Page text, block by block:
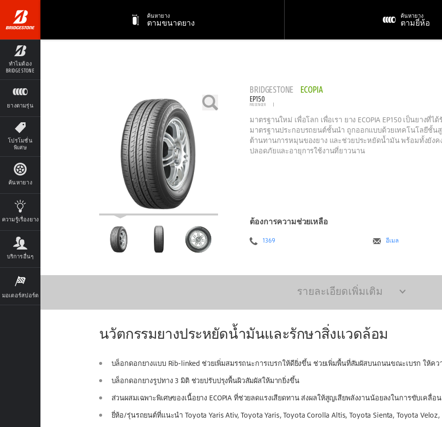
ทำไมต้อง
BRIDGESTONE
ยางตามรุ่น
โปรโมชั่น
พิเศษ
ค้นหายาง
ความรู้เรื่องยาง
บริการอื่นๆ
มอเตอร์สปอร์ต
ค้นหายาง
ตามขนาดยาง
ค้นหายาง
ตามยี่ห้อ
BRIDGESTONE ECOPIA
EP150
PASSENGER
มาตรฐานใหม่ เพื่อโลก เพื่อเรา ยาง ECOPIA EP150 เป็นยางที่ไ
มาตรฐานประกอบรถยนต์ชั้นนำ ถูกออกแบบด้วยเทคโนโลยีชั้น
ต้านทานการหมุนของยาง และช่วยประหยัดน้ำมัน พร้อมทั้งยังค
ปลอดภัยและอายุการใช้งานที่ยาวนาน
ต้องการความช่วยเหลือ
1369 อีเมล
รายละเอียดเพิ่มเติม
นวัตกรรมยางประหยัดน้ำมันและรักษาสิ่งแวดล้อม
บล็อกดอกยางแบบ Rib-linked ช่วยเพิ่มสมรรถนะการเบรกให้ดียิ่งขึ้น ช่วยเพิ่มพื้นที่สัมผัสบนถนนขณะเบรก ให้ค
บล็อกดอกยางรูปทาง 3 มิติ ช่วยปรับปรุงพื้นผิวสัมผัสให้มากยิ่งขึ้น
ส่วนผสมเฉพาะพิเศษของเนื้อยาง ECOPIA ที่ช่วยลดแรงเสียดทาน ส่งผลให้สูญเสียพลังงานน้อยลงในการขับเคลื่
ยี่ห้อ/รุ่นรถยนต์ที่แนะนำ Toyota Yaris Ativ, Toyota Yaris, Toyota Corolla Altis, Toyota Sienta, Toyota